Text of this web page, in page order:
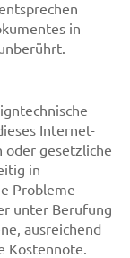
in
Internet-
oder gesetzliche
in
Probleme
unter Berufung
ausreichend
Kostennote.